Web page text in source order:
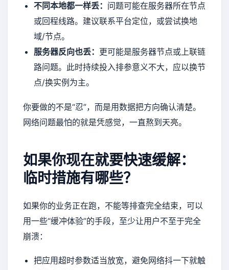
不同本地都一样丢： 问题可能在服务器所在节点
或回程线路。建议联系平台定位，或尝试换地
域/节点。
服务器反向也丢： 更可能是服务器节点或上联链
路问题。此时持续投入排参意义不大，应以换节
点/换实例为主。
你要做的不是“忍”，而是用数据把方向确认清楚。
网络问题最怕的就是凭感觉，一直熬到天亮。
如果你现在就要快速缓解：
临时措施有哪些？
如果你的业务正在跑，不能等排查完全结束，可以
用一些“缓冲体验”的手段，至少让用户不至于完全
崩溃：
把应用超时参数适当放宽，避免网络抖一下就触